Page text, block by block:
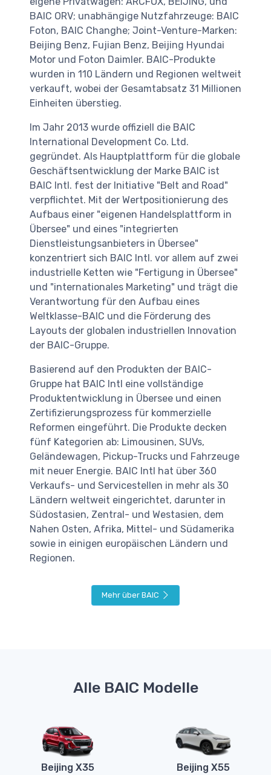
BAIC ORV; unabhängige Nutzfahrzeuge: BAIC
Foton, BAIC Changhe; Joint-Venture-Marken:
Beijing Benz, Fujian Benz, Beijing Hyundai
Motor und Foton Daimler. BAIC-Produkte
wurden in 110 Ländern und Regionen weltweit
verkauft, wobei der Gesamtabsatz 31 Millionen
Einheiten überstieg.
Im Jahr 2013 wurde offiziell die BAIC
International Development Co. Ltd.
gegründet. Als Hauptplattform für die globale
Geschäftsentwicklung der Marke BAIC ist
BAIC Intl. fest der Initiative "Belt and Road"
verpflichtet. Mit der Wertpositionierung des
Aufbaus einer "eigenen Handelsplattform in
Übersee" und eines "integrierten
Dienstleistungsanbieters in Übersee"
konzentriert sich BAIC Intl. vor allem auf zwei
industrielle Ketten wie "Fertigung in Übersee"
und "internationales Marketing" und trägt die
Verantwortung für den Aufbau eines
Weltklasse-BAIC und die Förderung des
Layouts der globalen industriellen Innovation
der BAIC-Gruppe.
Basierend auf den Produkten der BAIC-
Gruppe hat BAIC Intl eine vollständige
Produktentwicklung in Übersee und einen
Zertifizierungsprozess für kommerzielle
Reformen eingeführt. Die Produkte decken
fünf Kategorien ab: Limousinen, SUVs,
Geländewagen, Pickup-Trucks und Fahrzeuge
mit neuer Energie. BAIC Intl hat über 360
Verkaufs- und Servicestellen in mehr als 30
Ländern weltweit eingerichtet, darunter in
Südostasien, Zentral- und Westasien, dem
Nahen Osten, Afrika, Mittel- und Südamerika
sowie in einigen europäischen Ländern und
Regionen.
Mehr über BAIC
Alle BAIC Modelle
Beijing X35 Beijing X55